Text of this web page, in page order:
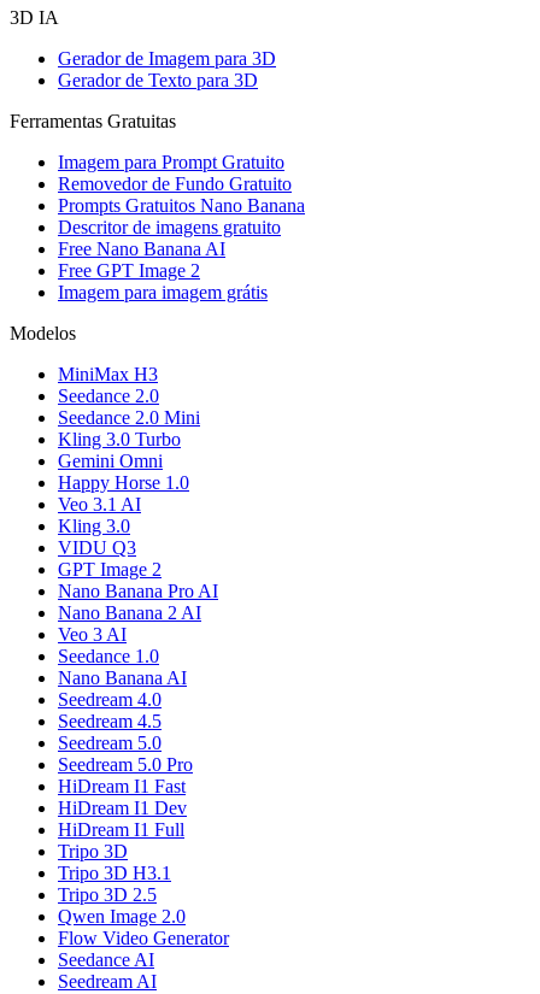
3D IA
Gerador de Imagem para 3D
Gerador de Texto para 3D
Ferramentas Gratuitas
Imagem para Prompt Gratuito
Removedor de Fundo Gratuito
Prompts Gratuitos Nano Banana
Descritor de imagens gratuito
Free Nano Banana AI
Free GPT Image 2
Imagem para imagem grátis
Modelos
MiniMax H3
Seedance 2.0
Seedance 2.0 Mini
Kling 3.0 Turbo
Gemini Omni
Happy Horse 1.0
Veo 3.1 AI
Kling 3.0
VIDU Q3
GPT Image 2
Nano Banana Pro AI
Nano Banana 2 AI
Veo 3 AI
Seedance 1.0
Nano Banana AI
Seedream 4.0
Seedream 4.5
Seedream 5.0
Seedream 5.0 Pro
HiDream I1 Fast
HiDream I1 Dev
HiDream I1 Full
Tripo 3D
Tripo 3D H3.1
Tripo 3D 2.5
Qwen Image 2.0
Flow Video Generator
Seedance AI
Seedream AI